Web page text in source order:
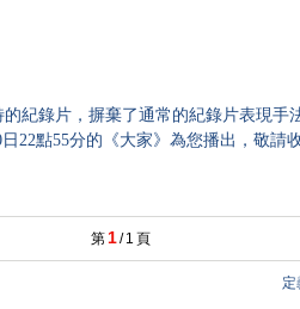
紀錄片，摒棄了通常的紀錄片表現手
22點55分的《大家》為您播出，敬請
第 1/ 1 頁